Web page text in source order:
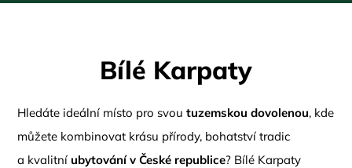
Bílé Karpaty
Hledáte ideální místo pro svoutuzemskou dovolenou, kde
můžete kombinovat krásu přírody, bohatství tradic
a kvalitní ubytování v České republice? Bílé Karpaty